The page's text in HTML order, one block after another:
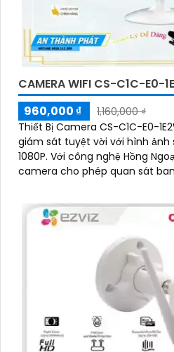
CAMERA WIFI CS-C1C-E0-
960,000 ₫
1,160,000 ₫
Thiết Bị Camera CS-C1C-E0-
giám sát tuyệt vời với hình ảnh
1080P. Với công nghệ Hồng Ngoại thông minh Smart IR,
camera cho phép quan sát